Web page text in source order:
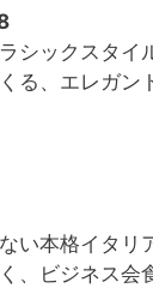
シックスタイ
る、エレガン
い本格イタリ
、ビジネス会